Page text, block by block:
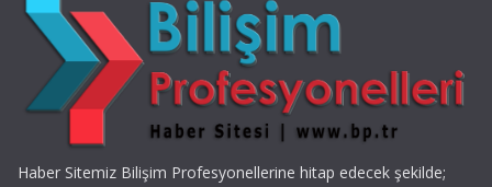
Haber Sitemiz Bilişim Profesyonellerine hitap edecek şekilde;